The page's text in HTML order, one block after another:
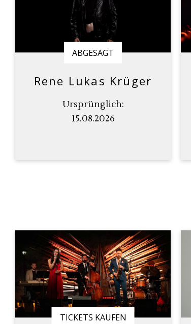
ABGESAGT
Rene Lukas Krüger
Ursprünglich:
15.08.2026
TICKETS KAUFEN